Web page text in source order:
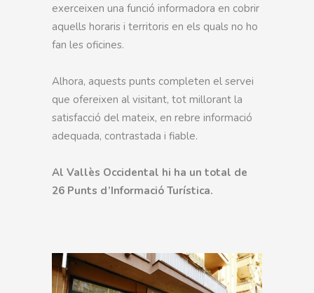
exerceixen una funció informadora en cobrir
aquells horaris i territoris en els quals no ho
fan les oficines.
Alhora, aquests punts completen el servei
que ofereixen al visitant, tot millorant la
satisfacció del mateix, en rebre informació
adequada, contrastada i fiable.
Al Vallès Occidental hi ha un total de
26 Punts d’Informació Turística.